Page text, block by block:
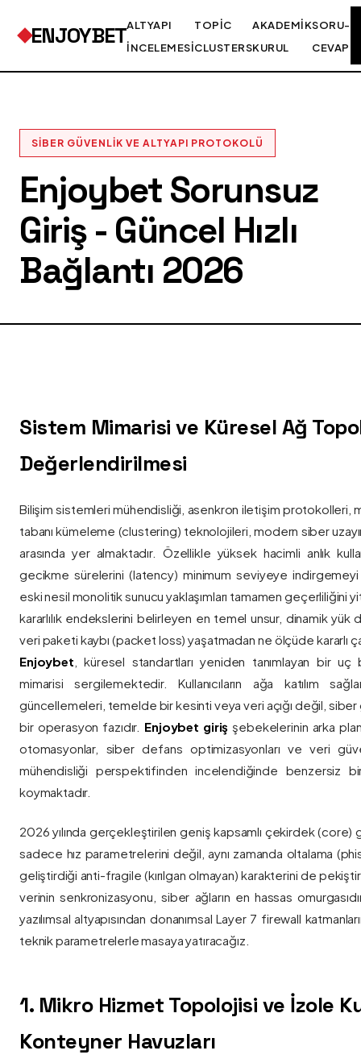
ENJOYBETALTYAPI
İNCELEMESI
TOPIC
CLUSTERS
AKADEMIK
KURUL
SORU-
CEVAP
SIBER GÜVENLIK VE ALTYAPI PROTOKOLÜ
Enjoybet Sorunsuz
Giriş - Güncel Hızlı
Bağlantı 2026
Sistem Mimarisi ve Küresel Ağ
Değerlendirilmesi
Bilişim sistemleri mühendisliği, asenkron iletişim protokolleri,
tabanı kümeleme (clustering) teknolojileri, modern siber
arasında yer almaktadır. Özellikle yüksek hacimli anlık
gecikme sürelerini (latency) minimum seviyeye
eski nesil monolitik sunucu yaklaşımları tamamen geçerliliğini
kararlılık endekslerini belirleyen en temel unsur, dinamik yük
veri paketi kaybı (packet loss) yaşatmadan ne ölçüde kararlı
Enjoybet , küresel standartları yeniden tanımlayan bir
mimarisi sergilemektedir. Kullanıcıların ağa katılım
güncellemeleri, temelde bir kesinti veya veri açığı değil, siber
bir operasyon fazıdır. Enjoybet giriş şebekelerinin arka
otomasyonlar, siber defans optimizasyonları ve veri
mühendisliği perspektifinden incelendiğinde benzersiz
koymaktadır.
2026 yılında gerçekleştirilen geniş kapsamlı çekirdek
sadece hız parametrelerini değil, aynı zamanda oltalama
geliştirdiği anti-fragile (kırılgan olmayan) karakterini de
verinin senkronizasyonu, siber ağların en hassas
yazılımsal altyapısından donanımsal Layer 7 firewall
teknik parametrelerle masaya yatıracağız.
1. Mikro Hizmet Topolojisi ve İzole
Konteyner Havuzları